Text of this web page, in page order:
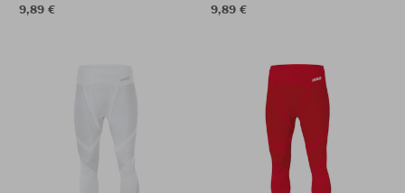
9,89 €
9,89 €